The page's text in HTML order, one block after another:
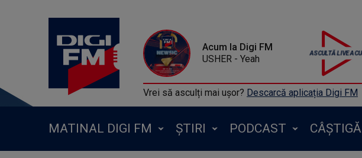
Acum la Digi FM
USHER - Yeah
Vrei să asculți mai ușor? Descarcă aplicația Digi FM
MATINAL DIGI FM ȘTIRI PODCAST CÂȘTIGĂ